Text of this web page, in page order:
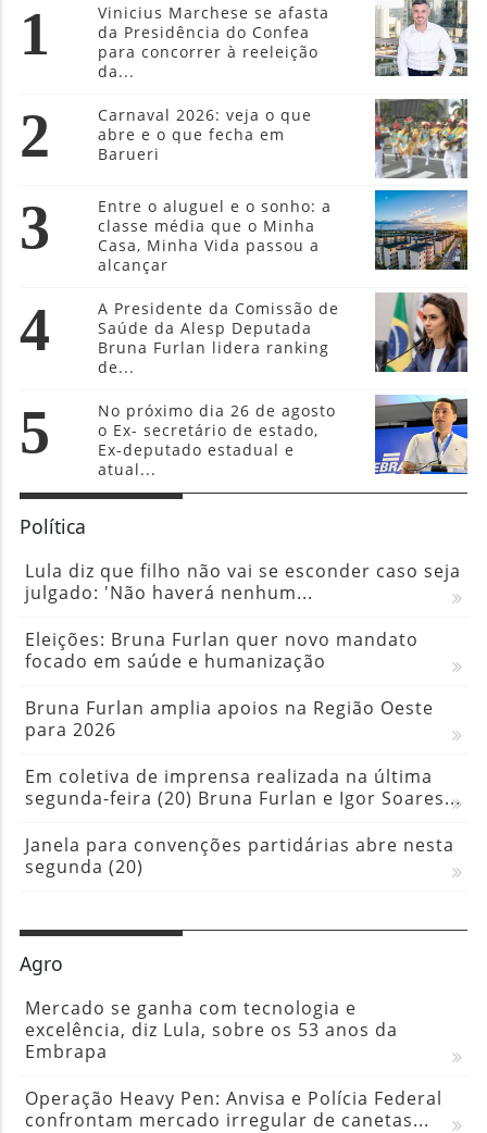
1
Vinicius Marchese se afasta
da Presidência do Confea
para concorrer à reeleição
da...
2
Carnaval 2026: veja o que
abre e o que fecha em
Barueri
3
Entre o aluguel e o sonho: a
classe média que o Minha
Casa, Minha Vida passou a
alcançar
4
A Presidente da Comissão de
Saúde da Alesp Deputada
Bruna Furlan lidera ranking
de...
5
No próximo dia 26 de agosto
o Ex- secretário de estado,
Ex-deputado estadual e
atual...
Política
Lula diz que filho não vai se esconder caso seja
julgado: 'Não haverá nenhum...
Eleições: Bruna Furlan quer novo mandato
focado em saúde e humanização
Bruna Furlan amplia apoios na Região Oeste
para 2026
Em coletiva de imprensa realizada na última
segunda-feira (20) Bruna Furlan e Igor Soares...
Janela para convenções partidárias abre nesta
segunda (20)
Agro
Mercado se ganha com tecnologia e
excelência, diz Lula, sobre os 53 anos da
Embrapa
Operação Heavy Pen: Anvisa e Polícia Federal
confrontam mercado irregular de canetas...